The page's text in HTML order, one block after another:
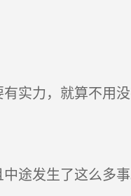
实力，就算不用
途发生了这么多